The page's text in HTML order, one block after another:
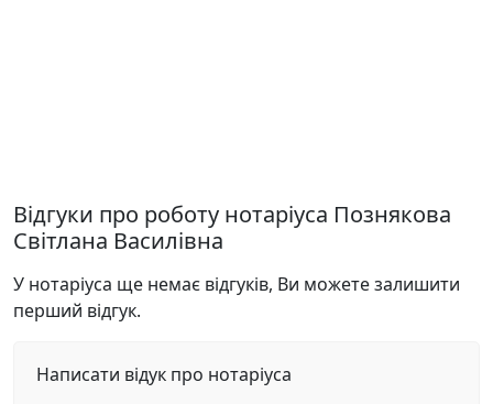
Відгуки про роботу нотаріуса Познякова
Світлана Василівна
У нотаріуса ще немає відгуків, Ви можете залишити
перший відгук.
Написати відук про нотаріуса